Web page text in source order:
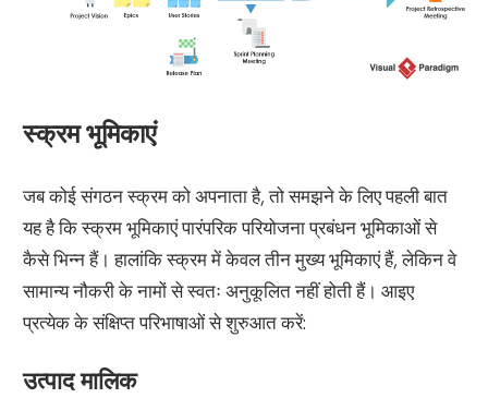
स्क्रम भूमिकाएं
जब कोई संगठन स्क्रम को अपनाता है, तो समझने के लिए पहली बात
यह है कि स्क्रम भूमिकाएं पारंपरिक परियोजना प्रबंधन भूमिकाओं से
कैसे भिन्न हैं। हालांकि स्क्रम में केवल तीन मुख्य भूमिकाएं हैं, लेकिन वे
सामान्य नौकरी के नामों से स्वतः अनुकूलित नहीं होती हैं। आइए
प्रत्येक के संक्षिप्त परिभाषाओं से शुरुआत करें:
उत्पाद मालिक